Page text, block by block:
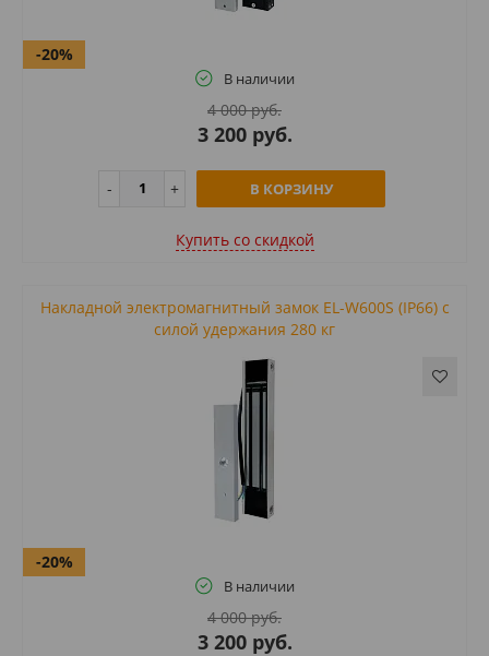
-20%
В наличии
4 000 руб.
3 200 руб.
В КОРЗИНУ
Купить cо скидкой
Накладной электромагнитный замок EL-W600S (IP66) с
силой удержания 280 кг
-20%
В наличии
4 000 руб.
3 200 руб.